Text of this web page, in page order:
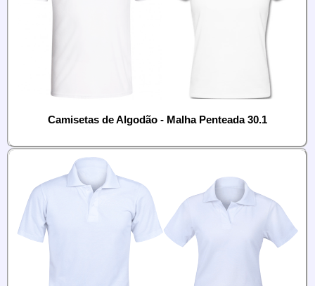
Camisetas de Algodão - Malha Penteada 30.1